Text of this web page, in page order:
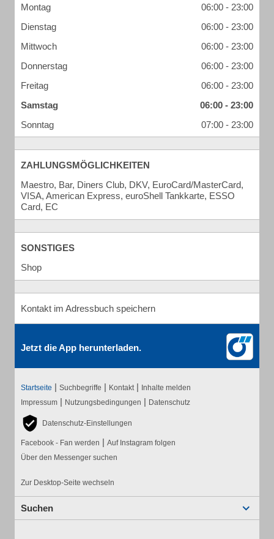
Montag
06:00 - 23:00
Dienstag
06:00 - 23:00
Mittwoch
06:00 - 23:00
Donnerstag
06:00 - 23:00
Freitag
06:00 - 23:00
Samstag
06:00 - 23:00
Sonntag
07:00 - 23:00
ZAHLUNGSMÖGLICHKEITEN
Maestro, Bar, Diners Club, DKV, EuroCard/MasterCard,
VISA, American Express, euroShell Tankkarte, ESSO
Card, EC
SONSTIGES
Shop
Kontakt im Adressbuch speichern
Jetzt die App herunterladen.
Startseite | Suchbegriffe | Kontakt | Inhalte melden
Impressum | Nutzungsbedingungen | Datenschutz
Datenschutz-Einstellungen
Facebook - Fan werden | Auf Instagram folgen
Über den Messenger suchen
Zur Desktop-Seite wechseln
Suchen